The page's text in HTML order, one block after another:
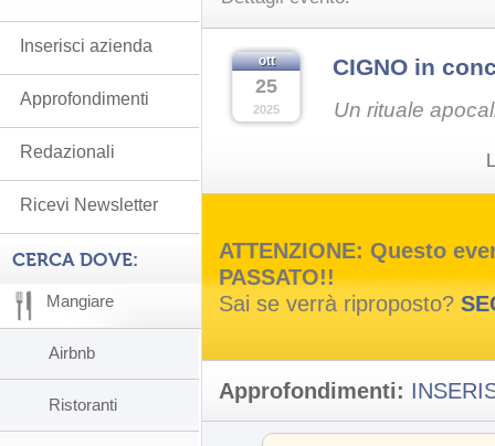
ott
25
2025
CIGNO in
Un rituale
ATTENZIONE: Questo
PASSATO!!
Sai se verrà riproposto?
Approfondimenti:
Inserisci azienda
Approfondimenti
Redazionali
Ricevi Newsletter
CERCA DOVE:
Mangiare
Airbnb
Ristoranti